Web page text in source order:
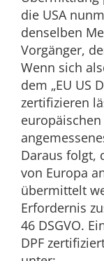
die USA
denselben
Vorgänger,
Wenn sich
dem „EU US
zertifizieren
Daraus folgt,
von Europa
übermittelt
Erfordernis
46 DSGVO.
DPF